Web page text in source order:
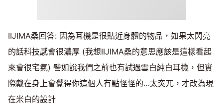
IIJIMA桑回答: 因為耳機是很貼近身體的物品，如果太閃亮
的話科技感會很濃厚 (我想IIJIMA桑的意思應該是這樣看起
來會很宅氣) 譬如說我們之前也有試過雪白純白耳機，但實
際戴在身上會覺得你這個人有點怪怪的…太突兀，才改為現
在米白的設計